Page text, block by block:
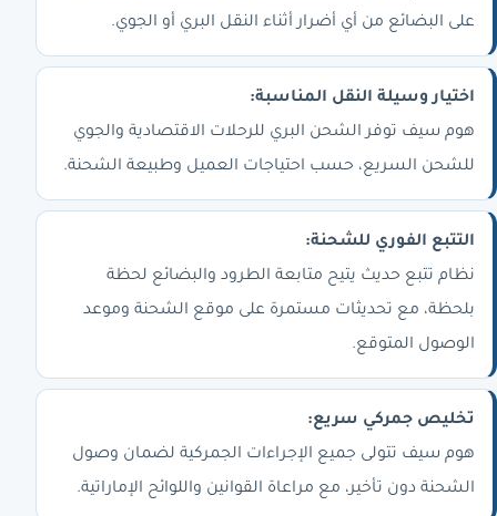
على البضائع من أي أضرار أثناء النقل البري أو الجوي.
اختيار وسيلة النقل المناسبة:
هوم سيف توفر الشحن البري للرحلات الاقتصادية والجوي
للشحن السريع، حسب احتياجات العميل وطبيعة الشحنة.
التتبع الفوري للشحنة:
نظام تتبع حديث يتيح متابعة الطرود والبضائع لحظة
بلحظة، مع تحديثات مستمرة على موقع الشحنة وموعد
الوصول المتوقع.
تخليص جمركي سريع:
هوم سيف تتولى جميع الإجراءات الجمركية لضمان وصول
الشحنة دون تأخير، مع مراعاة القوانين واللوائح الإماراتية.